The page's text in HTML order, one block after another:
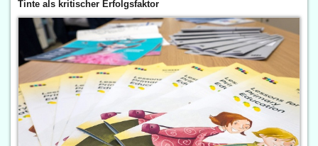
Tinte als kritischer Erfolgsfaktor